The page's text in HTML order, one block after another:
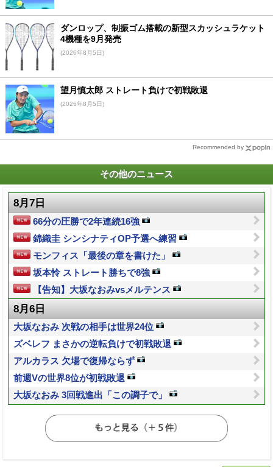
ダンロップ、制振ゴム搭載の新型スカッシュラケット
4機種を9月発売
(2026年8月5日)
望月慎太郎 ストレート負けで初戦敗退
(2026年8月5日)
Recommended by
その他のニュース
8月7日
66分の圧勝で2年連続16強
錦織圭 シンシナティOP予選へ練習
モンフィス「最後の章を書けた」
坂本怜 ストレート勝ちで8強
【告知】大坂なおみvsメルテンス
8月6日
大坂なおみ 次戦の相手は世界24位
ズベレフ まさかの逆転負けで初戦敗退
アルカラス 欠場で復帰ならず
前週Vの世界8位が初戦敗退
大坂なおみ 3回戦進出「この調子で」